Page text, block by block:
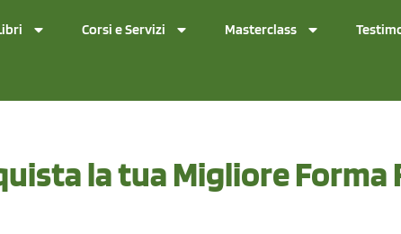
Corsi e Servizi Masterclass
la tua Migliore Forma